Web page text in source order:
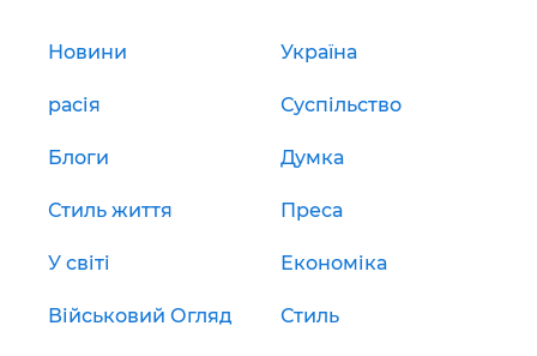
Новини Україна
расія Суспільство
Блоги Думка
Стиль життя Преса
У світі Економіка
Військовий Огляд Стиль